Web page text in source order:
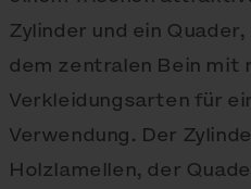
Zylinder und ein
dem zentralen Bein mit
Verkleidungsarten für
Verwendung. Der
Holzlamellen, der